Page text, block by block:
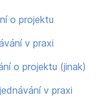
o projektu
v praxi
o projektu (jinak)
v praxi